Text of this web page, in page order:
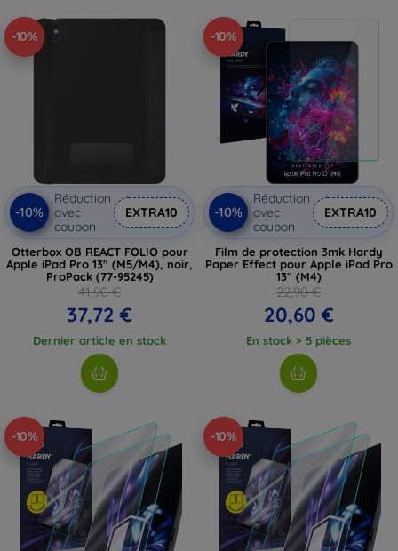
-10%
-10%
Réduction
avec
coupon
EXTRA10
Otterbox OB REACT FOLIO pour
Apple iPad Pro 13" (M5/M4), noir,
ProPack (77-95245)
41,90 €
37,72 €
Dernier article en stock
-10%
-10%
Réduction
avec
coupon
EXTRA10
Film de protection 3mk Hardy
Paper Effect pour Apple iPad Pro
13" (M4)
22,90 €
20,60 €
En stock > 5 pièces
-10% -10%